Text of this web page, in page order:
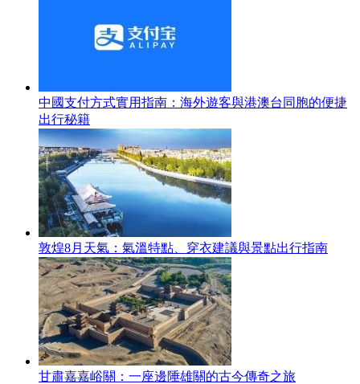
中國支付方式實用指南：海外遊客與港澳台同胞的便捷
出行秘籍
敦煌8月天氣：氣溫特點、穿衣建議與景點出行指南
甘肅嘉嘉峪關：一座邊陲雄關的古今傳奇之旅